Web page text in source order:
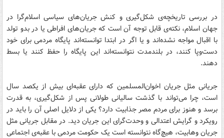
در بررسی تاریخچه‌ی شکل‌گیری و کنش جریان‌های سیاسی اسلام‌گرا در
جهان اسلام، نکته‌ی قابل توجه آن است که جریان‌های افراطی یا در بدو تولد
با اقبال مواجه نشده‌اند و یا اگر در ابتدا توانسته‌اند پایگاه مردمی برای خود
دست‌وپا کنند، در بلندمدت نتوانسته‌اند این پایگاه را حفظ کنند یا بسط
دهند.
جریانی مثل جریان اخوان‌المسلمین که دارای عقبه‌ای بیش از یکصد سال
است، چرا می‌تواند با گذشت سالیانی طولانی پس از شکل‌گیری، به قدرت
برسد و هنوز برای مردم مصر جذابیت دارد؟ یکی از دلایل اصلی آن را باید در
رویکرد و گرایش اعتدالی و وحدت‌گرای این جریان دید. در مقابل جریانی مثل
جریان وهابیت، هیچ‌گاه نتوانسته است یک حکومت مردمی با عقبه‌ی اجتماعی